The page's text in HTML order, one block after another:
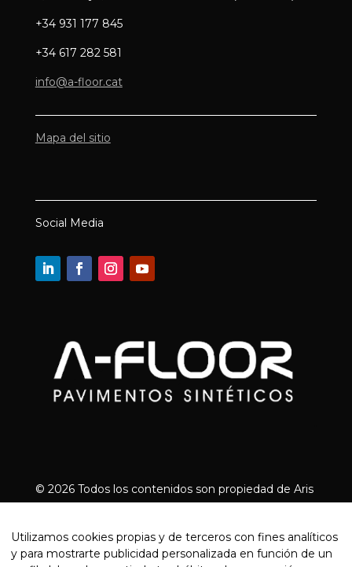
+34 931 177 845
+34 617 282 581
info@a-floor.cat
Mapa del sitio
Social Media
© 2026 Todos los contenidos son propiedad de Aris
Floor | Designed byArrova.cat
Girona |Empresas de pavimentos continuos en
Tarragona |Pavimentos continuos
Utilizamos cookies propias y de terceros con fines analíticos
y para mostrarte publicidad personalizada en función de un